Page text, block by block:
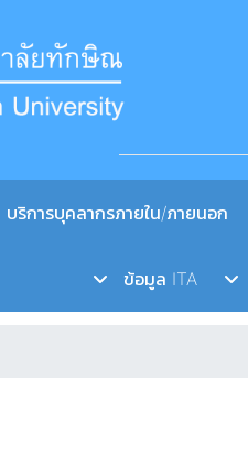
บริการบุคลากรภายใน/ภายนอก
ข้อมูล ITA